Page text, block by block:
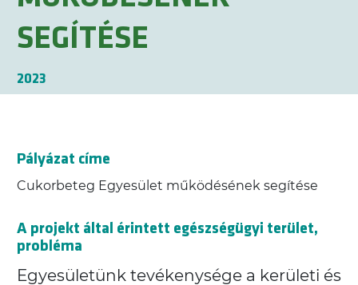
SEGÍTÉSE
2023
Pályázat címe
Cukorbeteg Egyesület működésének segítése
A projekt által érintett egészségügyi terület,
probléma
Egyesületünk tevékenysége a kerületi és